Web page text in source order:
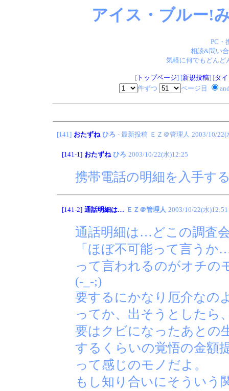
アイス・ブルー!
PC・
相談&問い
気軽に何でもどん
[トップページ] [新規投稿] [タ
件ずつ
ページ目
[141] おたずね ひろ - 最新投稿 ＥＺ＠管理人 2003/10/22(
[141-1] おたずね ひろ 2003/10/22(水)12:25
携帯電話の明細を入手す
[141-2] 通話明細は… ＥＺ＠管理人 2003/10/22(水)12:51
通話明細は…どこの調査
「ほぼ不可能って言うか
って言われるのがオチの
(-_-;)
要するにかなり厄介なの
ってか、出そうとしたら
要はクビになったあとの
するくらいの覚悟の金額
って感じのモノだよ。
もし知り合いにそういう